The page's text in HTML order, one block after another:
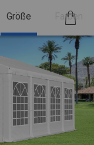
Größe Farben